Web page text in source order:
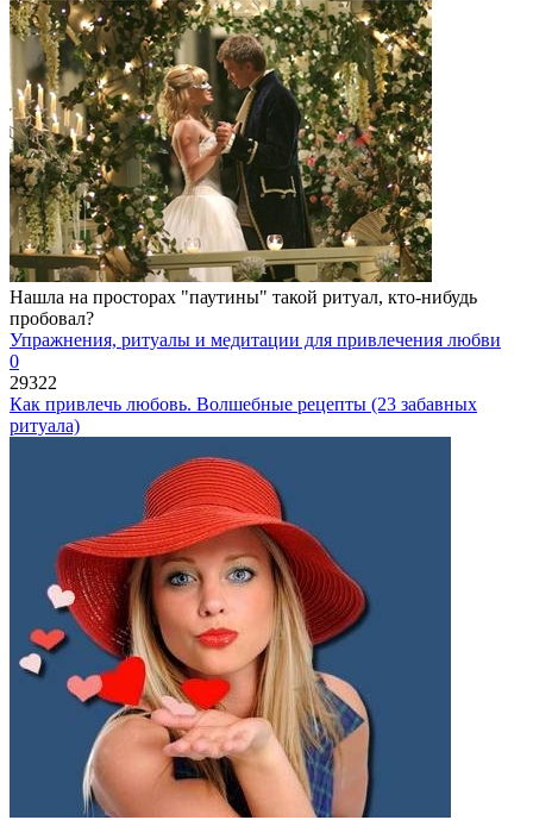
Нашла на просторах "паутины" такой ритуал, кто-нибудь
пробовал?
Упражнения, ритуалы и медитации для привлечения любви
0
29322
Как привлечь любовь. Волшебные рецепты (23 забавных
ритуала)